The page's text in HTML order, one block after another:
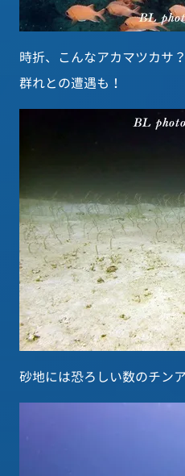
時折、こんなアカマツカサ
群れとの遭遇も！
砂地には恐ろしい数のチン